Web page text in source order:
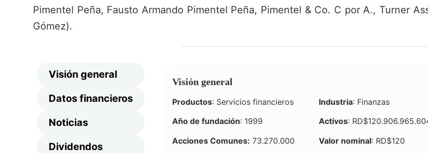
Pimentel Peña, Fausto Armando Pimentel Peña, Pimentel & Co. C por A., Turner
Gómez).
Visión general
Datos financieros
Noticias
Dividendos
Visión general
Productos: Servicios financieros Industria: Finanzas
Año de fundación: 1999 Activos:
Acciones Comunes: 73.270.000 Valor nominal: RD$120